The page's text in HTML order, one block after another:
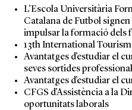
L’Escola Universitària
Catalana de Futbol
impulsar la formació dels
13th International
Avantatges d’estudiar el
seves sortides
Avantatges d’estudiar el
CFGS d’Assistència a la
oportunitats laborals